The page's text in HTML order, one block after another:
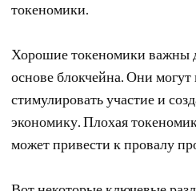
токеномики.
Хорошие токеномики важны
основе блокчейна. Они могут
стимулировать участие и
экономику. Плохая
может привести к провалу